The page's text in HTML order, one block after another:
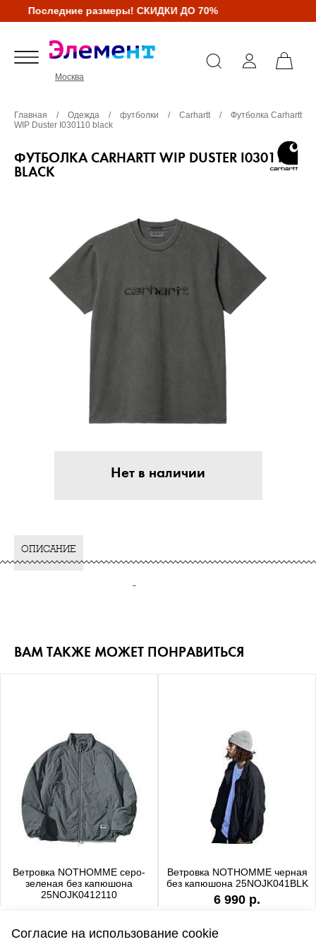
Последние размеры! СКИДКИ ДО 70%
Москва
Главная / Одежда / футболки / Carhartt /
Футболка Carhartt
WIP Duster I030110 black
ФУТБОЛКА CARHARTT WIP DUSTER I030110
BLACK
Нет в наличии
ОПИСАНИЕ
-
ВАМ ТАКЖЕ МОЖЕТ ПОНРАВИТЬСЯ
Ветровка NOTHOMME серо-
зеленая без капюшона
25NOJK0412110
Ветровка NOTHOMME черная
без капюшона 25NOJK041BLK
6 990 р.
Согласие на использование cookie